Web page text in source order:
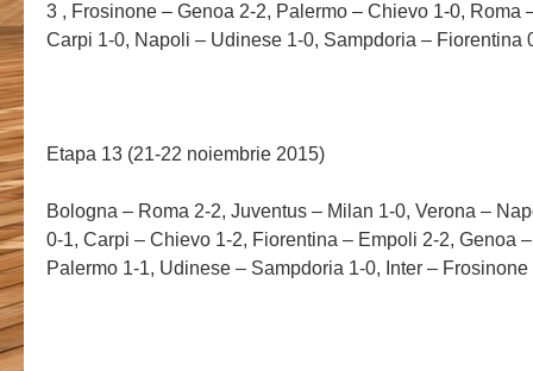
3 , Frosinone – Genoa 2-2, Palermo – Chievo 1-0, Roma
Carpi 1-0, Napoli – Udinese 1-0, Sampdoria – Fiorentina
Etapa 13 (21-22 noiembrie 2015)
Bologna – Roma 2-2, Juventus – Milan 1-0, Verona –
0-1, Carpi – Chievo 1-2, Fiorentina – Empoli 2-2, Genoa
Palermo 1-1, Udinese – Sampdoria 1-0, Inter – Frosinone